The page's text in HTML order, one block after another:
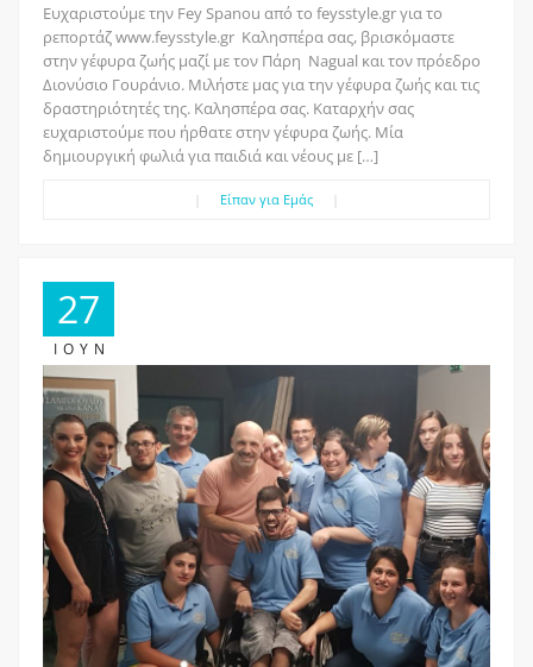
Ευχαριστούμε την Fey Spanou από το feysstyle.gr για το
ρεπορτάζ www.feysstyle.gr Καλησπέρα σας, βρισκόμαστε
στην γέφυρα ζωής μαζί με τον Πάρη Nagual και τον πρόεδρο
Διονύσιο Γουράνιο. Μιλήστε μας για την γέφυρα ζωής και τις
δραστηριότητές της. Καλησπέρα σας. Καταρχήν σας
ευχαριστούμε που ήρθατε στην γέφυρα ζωής. Μία
δημιουργική φωλιά για παιδιά και νέους με […]
Είπαν για Εμάς
27
ΙΟΎΝ